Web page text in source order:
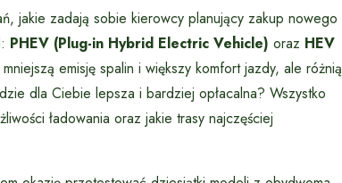
jakie zadają sobie kierowcy planujący zakup nowego
PHEV (Plug-in Hybrid Electric Vehicle) oraz HEV
emisję spalin i większy komfort jazdy, ale różnią
dla Ciebie lepsza i bardziej opłacalna? Wszystko
ładowania oraz jakie trasy najczęściej